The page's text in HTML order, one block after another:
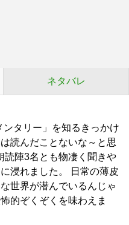
ネタバレ
ンタリー」を知るきっかけ
読んだことないな～と思
読陣3名とも物凄く聞きや
浸れました。 日常の薄皮
世界が潜んでいるんじゃ
的ぞくぞくを味わえま